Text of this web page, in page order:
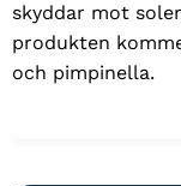
skyddar mot
produkten
och pimpinella.